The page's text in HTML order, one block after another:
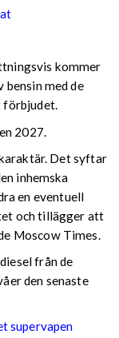
kommer
med de
förbjudet.
2027.
Det syftar
inhemska
en eventuell
och tillägger att
Moscow Times.
från de
den senaste
supervapen